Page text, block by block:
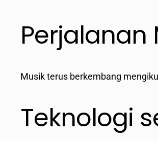
Perjalanan
Musik terus berkembang
Teknologi